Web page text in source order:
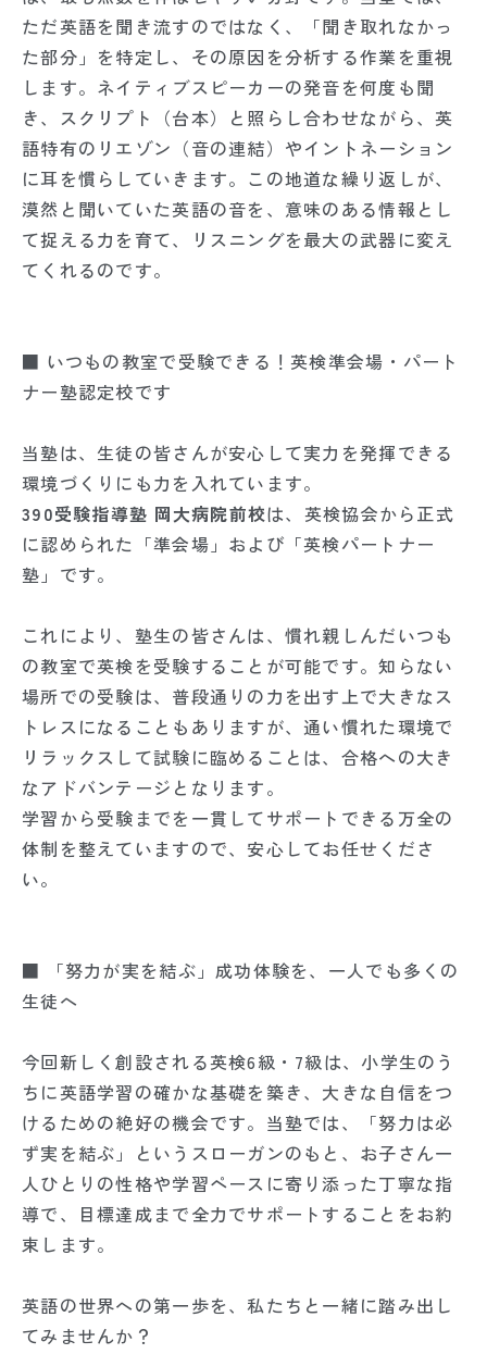
ただ英語を聞き流すのではなく、「聞き取れなかっ
た部分」を特定し、その原因を分析する作業を重視
します。ネイティブスピーカーの発音を何度も聞
き、スクリプト（台本）と照らし合わせながら、英
語特有のリエゾン（音の連結）やイントネーション
に耳を慣らしていきます。この地道な繰り返しが、
漠然と聞いていた英語の音を、意味のある情報とし
て捉える力を育て、リスニングを最大の武器に変え
てくれるのです。
■ いつもの教室で受験できる！英検準会場・パート
ナー塾認定校です
当塾は、生徒の皆さんが安心して実力を発揮できる
環境づくりにも力を入れています。
390受験指導塾 岡大病院前校は、英検協会から正式
に認められた「準会場」および「英検パートナー
塾」です。
これにより、塾生の皆さんは、慣れ親しんだいつも
の教室で英検を受験することが可能です。知らない
場所での受験は、普段通りの力を出す上で大きなス
トレスになることもありますが、通い慣れた環境で
リラックスして試験に臨めることは、合格への大き
なアドバンテージとなります。
学習から受験までを一貫してサポートできる万全の
体制を整えていますので、安心してお任せくださ
い。
■ 「努力が実を結ぶ」成功体験を、一人でも多くの
生徒へ
今回新しく創設される英検6級・7級は、小学生のう
ちに英語学習の確かな基礎を築き、大きな自信をつ
けるための絶好の機会です。当塾では、「努力は必
ず実を結ぶ」というスローガンのもと、お子さん一
人ひとりの性格や学習ペースに寄り添った丁寧な指
導で、目標達成まで全力でサポートすることをお約
束します。
英語の世界への第一歩を、私たちと一緒に踏み出し
てみませんか？